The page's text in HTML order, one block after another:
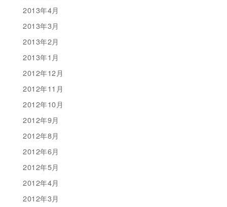
2013年4月
2013年3月
2013年2月
2013年1月
2012年12月
2012年11月
2012年10月
2012年9月
2012年8月
2012年6月
2012年5月
2012年4月
2012年3月